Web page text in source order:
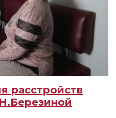
расстройств